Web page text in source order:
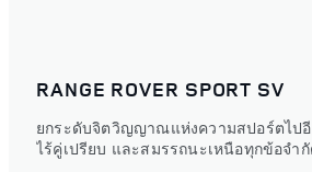
RANGE ROVER SPORT SV
ยกระดับจิตวิญญาณแห่งความสปอร์ตไป
ไร้คู่เปรียบ และสมรรถนะเหนือทุกข้อจำ